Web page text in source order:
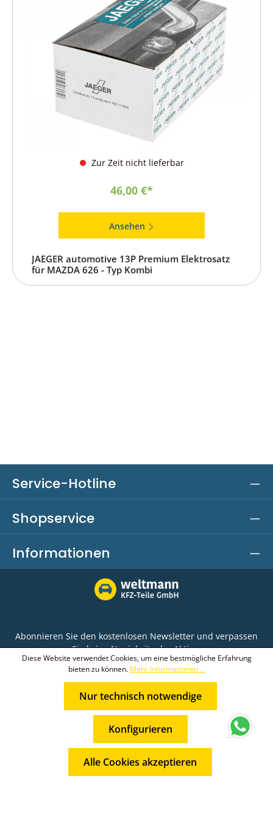
Zur Zeit nicht lieferbar
46,00 €*
Ansehen
JAEGER automotive 13P Premium Elektrosatz
für MAZDA 626 - Typ Kombi
Service-Hotline
Shopservice
Informationen
Abonnieren Sie den kostenlosen Newsletter und verpassen
Sie keine Neuigkeit oder Aktion.
E-Mail-Adresse*
Datenschutzbestimmungenzur
Kenntnis genommen und dieAGBgelesen und bin
mit ihnen einverstanden.
Die mit einem Stern (*) markierten Felder sind
© 2026 Weltmann KFZ-Teile GmbH
* Alle Preise inkl. gesetzl. Mehrwertsteuer zzgl.
und ggf. Nachnahmegebühren, wenn nicht
anders angegeben.
Diese Website verwendet Cookies, um eine bestmögliche Erfahrung
bieten zu können. Mehr Informationen ...
Nur technisch notwendige
Konfigurieren
Alle Cookies akzeptieren